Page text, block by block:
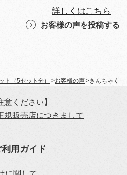
詳しくはこちら
お客様の声を投稿する
ト（5セット分）
>お客様の声 >きんちゃく
意ください】
規販売店につきまして
利用ガイド
に関して